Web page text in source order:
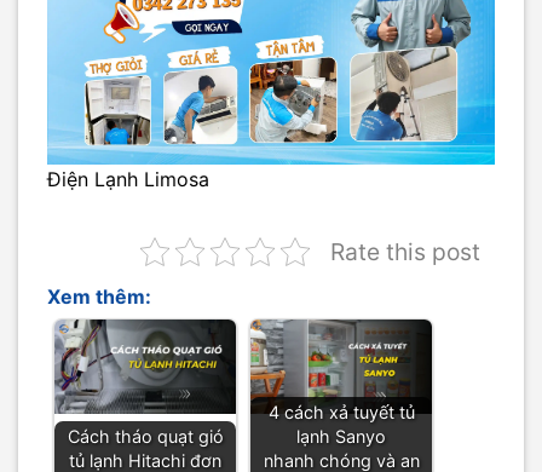
Điện Lạnh Limosa
Rate this post
Xem thêm:
Cách tháo quạt gió
tủ lạnh Hitachi đơn
4 cách xả tuyết tủ
lạnh Sanyo
nhanh chóng và an